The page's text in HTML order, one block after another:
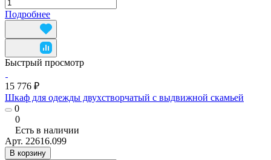
Подробнее
Быстрый просмотр
15 776 ₽
Шкаф для одежды двухстворчатый с выдвижной скамьей
0
0
Есть в наличии
Арт. 22616.099
В корзину